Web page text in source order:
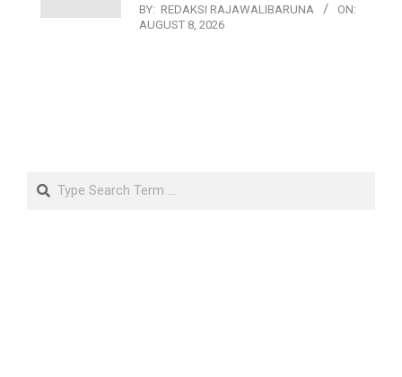
BY: REDAKSI RAJAWALIBARUNA
ON:
AUGUST 8, 2026
Search